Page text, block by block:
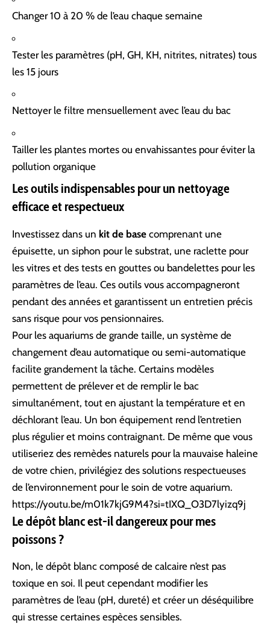
Changer 10 à 20 % de l’eau chaque semaine
Tester les paramètres (pH, GH, KH, nitrites, nitrates) tous
les 15 jours
Nettoyer le filtre mensuellement avec l’eau du bac
Tailler les plantes mortes ou envahissantes pour éviter la
pollution organique
Les outils indispensables pour un nettoyage
efficace et respectueux
Investissez dans un kit de base comprenant une
épuisette, un siphon pour le substrat, une raclette pour
les vitres et des tests en gouttes ou bandelettes pour les
paramètres de l’eau. Ces outils vous accompagneront
pendant des années et garantissent un entretien précis
sans risque pour vos pensionnaires.
Pour les aquariums de grande taille, un système de
changement d’eau automatique ou semi-automatique
facilite grandement la tâche. Certains modèles
permettent de prélever et de remplir le bac
simultanément, tout en ajustant la température et en
déchlorant l’eau. Un bon équipement rend l’entretien
plus régulier et moins contraignant. De même que vous
utiliseriez des remèdes naturels pour la mauvaise haleine
de votre chien, privilégiez des solutions respectueuses
de l’environnement pour le soin de votre aquarium.
https://youtu.be/m01k7kjG9M4?si=tIXQ_O3D7lyizq9j
Le dépôt blanc est-il dangereux pour mes
poissons ?
Non, le dépôt blanc composé de calcaire n’est pas
toxique en soi. Il peut cependant modifier les
paramètres de l’eau (pH, dureté) et créer un déséquilibre
qui stresse certaines espèces sensibles.